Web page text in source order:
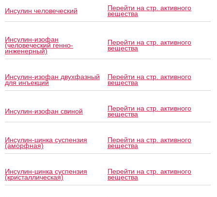
Инсулин человеческий Перейти на стр. активного
вещества
Инсулин-изофан
(человеческий генно-
инженерный)
Перейти на стр. активного
вещества
Инсулин-изофан двухфазный
для инъекций
Перейти на стр. активного
вещества
Инсулин-изофан свиной Перейти на стр. активного
вещества
Инсулин-цинка суспензия
(аморфная)
Перейти на стр. активного
вещества
Инсулин-цинка суспензия
(кристаллическая)
Перейти на стр. активного
вещества